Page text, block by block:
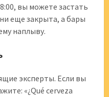
вы можете застать
еще закрыта, а бары
наплыву.
эксперты. Если вы
«¿Qué cerveza